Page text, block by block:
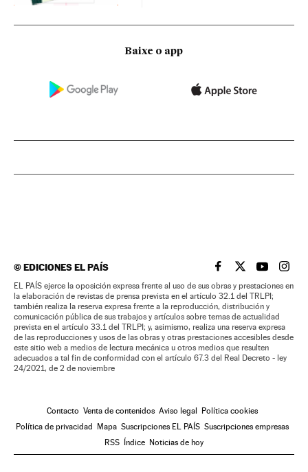
Baixe o app
©EDICIONES EL PAÍS EL PAÍS BRASIL EN
EL PAÍSEL PAÍS
EL
EL PAÍS ejerce la oposición expresa frente al uso de sus obras y prestaciones en
la elaboración de revistas de prensa prevista en el artículo 32.1 del TRLPI;
también realiza la reserva expresa frente a la reproducción, distribución y
comunicación pública de sus trabajos y artículos sobre temas de actualidad
prevista en el artículo 33.1 del TRLPI; y, asimismo, realiza una reserva expresa
de las reproducciones y usos de las obras y otras prestaciones accesibles desde
este sitio web a medios de lectura mecánica u otros medios que resulten
adecuados a tal fin de conformidad con el artículo 67.3 del Real Decreto - ley
24/2021, de 2 de noviembre
Contacto Venta de contenidos Aviso legal Política cookies
Política de privacidad Mapa Suscripciones EL PAÍS Suscripciones empresas
RSS Índice Noticias de hoy